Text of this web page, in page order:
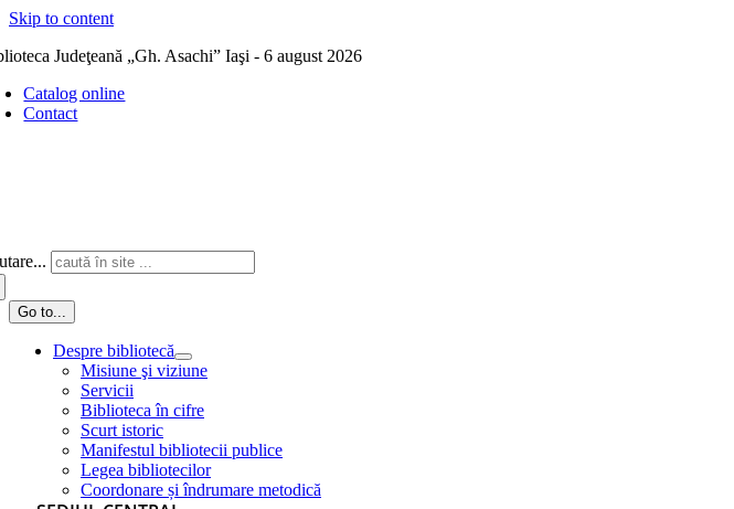
Skip to content
Judeţeană „Gh. Asachi” Iaşi - 6 august 2026
Catalog online
Contact
Go to...
Despre bibliotecă
Misiune şi viziune
Servicii
Biblioteca în cifre
Scurt istoric
Manifestul bibliotecii publice
Legea bibliotecilor
Coordonare și îndrumare metodică